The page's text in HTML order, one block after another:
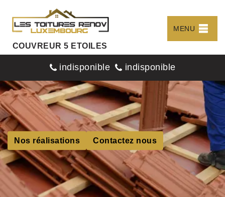
COUVREUR 5 ETOILES
MENU
indisponible indisponible
Nos réalisations Contactez nous